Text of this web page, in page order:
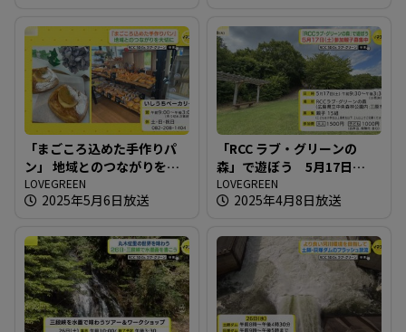
「まごころ込めた手作りパ
ン」 地域とのつながりを大
切に
LOVEGREEN
2025年5月6日放送
「RCC ラブ・グリーンの
森」で遊ぼう 5月17日
（土）参加親子募集中
LOVEGREEN
2025年4月8日放送